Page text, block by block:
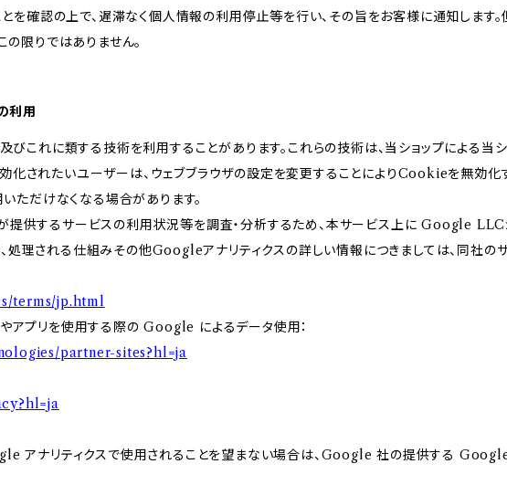
を確認の上で、遅滞なく個人情報の利用停止等を行い、その旨をお客様に通知します
限りではありません。
利用
びこれに類する技術を利用することがあります。これらの技術は、当ショップによる
されたいユーザーは、ウェブブラウザの設定を変更することによりCookieを無効化
ただけなくなる場合があります。
スが提供するサービスの利用状況等を調査・分析するため、本サービス上に Google
理される仕組みその他Googleアナリティクスの詳しい情報につきましては、同社のサ
terms/jp.html
アプリを使用する際の Google によるデータ使用：
partner-sites?hl=ja
アナリティクスで使用されることを望まない場合は、Google 社の提供する Google